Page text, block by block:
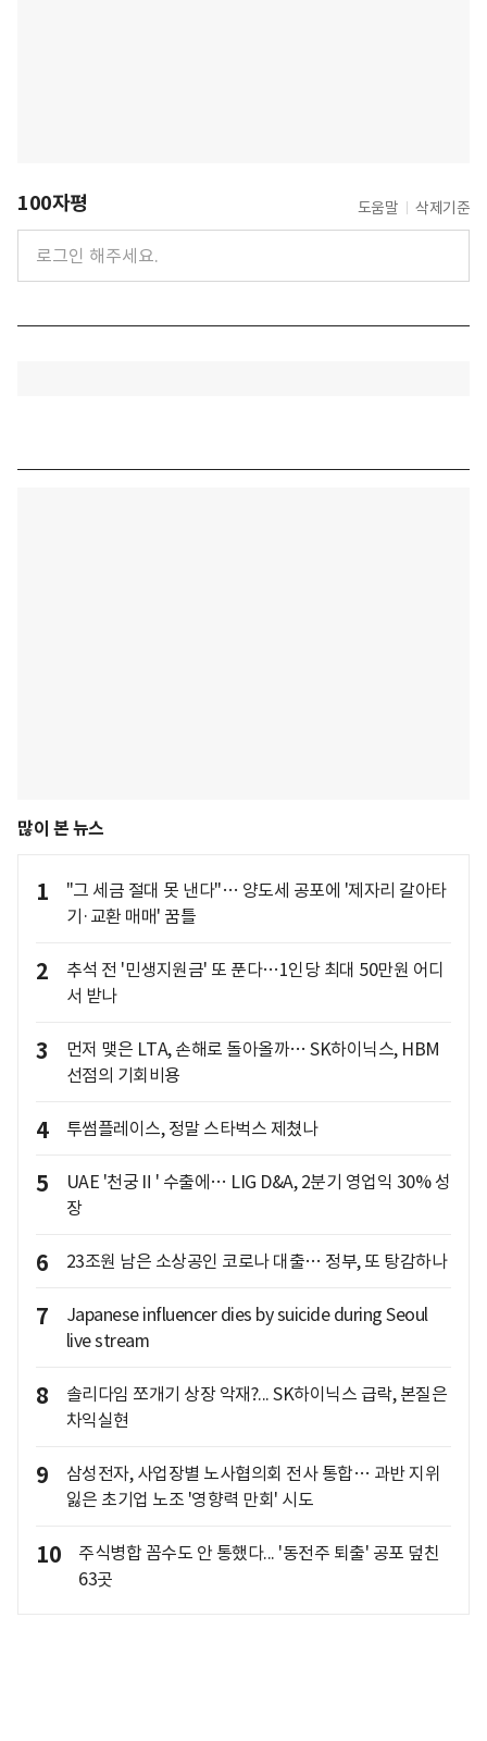
100자평 도움말 삭제기준
많이 본 뉴스
1
"그 세금 절대 못 낸다"… 양도세 공포에 '제자리 갈아타
기·교환 매매' 꿈틀
2
추석 전 '민생지원금' 또 푼다…1인당 최대 50만원 어디
서 받나
3
먼저 맺은 LTA, 손해로 돌아올까… SK하이닉스, HBM
선점의 기회비용
4 투썸플레이스, 정말 스타벅스 제쳤나
5
UAE '천궁Ⅱ' 수출에… LIG D&A, 2분기 영업익 30% 성
장
6 23조원 남은 소상공인 코로나 대출… 정부, 또 탕감하나
7
Japanese influencer dies by suicide during Seoul
live stream
8
솔리다임 쪼개기 상장 악재?... SK하이닉스 급락, 본질은
차익실현
9
삼성전자, 사업장별 노사협의회 전사 통합… 과반 지위
잃은 초기업 노조 '영향력 만회' 시도
10
주식병합 꼼수도 안 통했다... '동전주 퇴출' 공포 덮친
63곳